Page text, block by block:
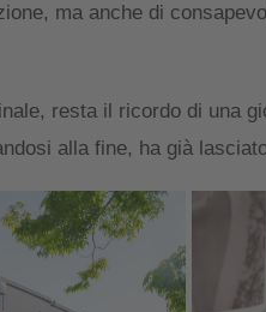
ma anche di
resta il ricordo di una
alla fine, ha già